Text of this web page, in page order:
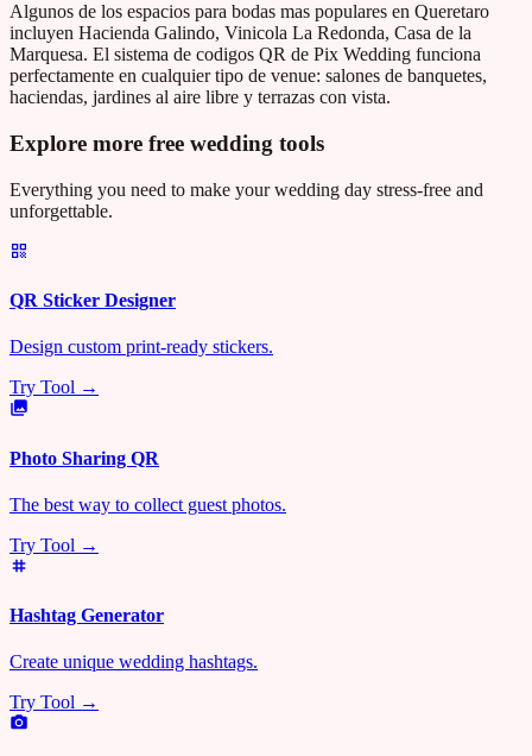
Algunos de los espacios para bodas mas populares en Queretaro
incluyen Hacienda Galindo, Vinicola La Redonda, Casa de la
Marquesa. El sistema de codigos QR de Pix Wedding funciona
perfectamente en cualquier tipo de venue: salones de banquetes,
haciendas, jardines al aire libre y terrazas con vista.
Explore more free wedding tools
Everything you need to make your wedding day stress-free and
unforgettable.
QR Sticker Designer
Design custom print-ready stickers.
Try Tool →
Photo Sharing QR
The best way to collect guest photos.
Try Tool →
Hashtag Generator
Create unique wedding hashtags.
Try Tool →